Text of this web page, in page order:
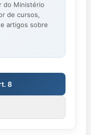
do Ministério
de cursos,
artigos sobre
8